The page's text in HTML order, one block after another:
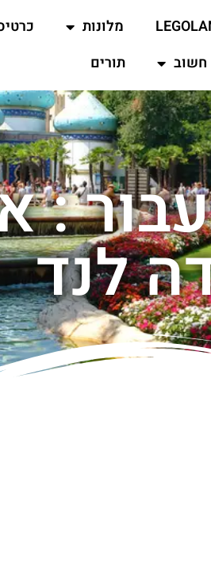
מלונות
חשוב
תורים
:
לנד